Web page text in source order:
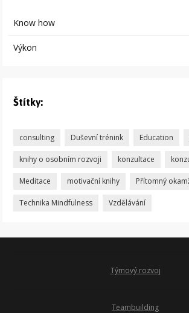
Know how
Výkon
Štítky:
consulting Duševní trénink Education
knihy o osobním rozvoji konzultace
Meditace motivační knihy Přítomný
Technika Mindfulness Vzdělávání
Týmový rozvoj
Teambuilding